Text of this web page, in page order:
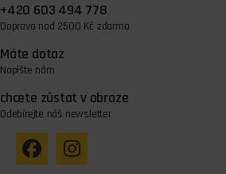
+420 603 494 778
Doprava nad 2500 Kč zdarma
Máte dotaz
Napište nám
chcete zůstat v obraze
Odebírejte náš newsletter